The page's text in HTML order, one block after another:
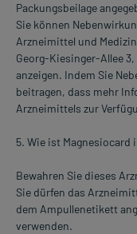
Packungsbeilage
Sie können
Arzneimittel und
Georg-Kiesinger-Allee
anzeigen. Indem Sie
beitragen, dass mehr
Arzneimittels zur
5. Wie ist Magnesiocard
Bewahren Sie dieses
Sie dürfen das
dem Ampullenetikett
verwenden.